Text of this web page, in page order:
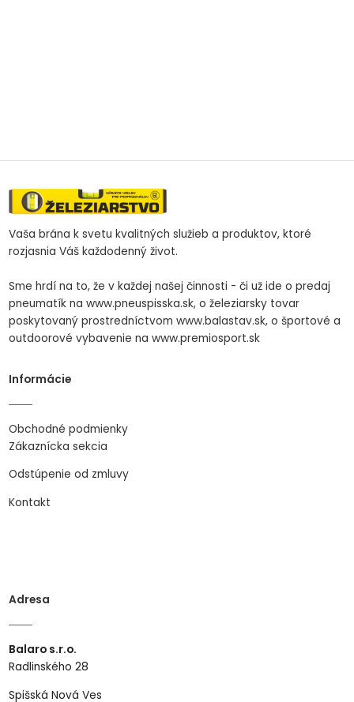
Vaša brána k svetu kvalitných služieb a produktov, ktoré
rozjasnia Váš každodenný život.
Sme hrdí na to, že v každej našej činnosti - či už ide o predaj
pneumatík na www.pneuspisska.sk, o železiarsky tovar
poskytovaný prostredníctvom www.balastav.sk, o športové a
outdoorové vybavenie na www.premiosport.sk
Informácie
Obchodné podmienky
Zákaznícka sekcia
Odstúpenie od zmluvy
Kontakt
Adresa
Balaro s.r.o.
Radlinského 28
Spišská Nová Ves